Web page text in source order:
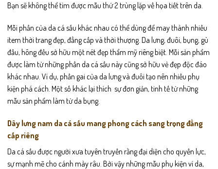
Bạn sẽ không thể tìm được mẫu thứ 2 trùng lặp về họa tiết trên da.
Mỗi phần của da cá sấu khác nhau có thể dùng để may thành nhiều
item thời trang đẹp, đẳng cấp và thời thượng. Da lưng, đuôi, bụng, gù
đầu, hông đều sở hữu một nét đẹp thẩm mỹ riêng biệt. Mỗi sản phẩm
được làm từ những phần da cá sấu này cũng sở hữu vẻ đẹp độc đáo
khác nhau. Ví dụ, phần gai của da lưng và đuôi tạo nên nhiều phụ
kiện phá cách. Một số khác lại thích sự đơn giản, tinh tế từ những
mẫu sản phẩm làm từ da bụng.
Dây lưng nam da cá sấu mang phong cách sang trọng đẳng
cấp riêng
Da cá sấu được người xưa tuyên truyền rằng đại diện cho quyền lực,
sự mạnh mẽ cho cánh mày râu. Bởi vậy những mẫu phụ kiện ví da,